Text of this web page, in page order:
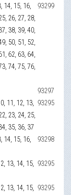
14, 15, 16,
26, 27, 28,
38, 39, 40,
50, 51, 52,
62, 63, 64,
74, 75, 76,
93299
93297
11, 12, 13,
23, 24, 25,
35, 36, 37
93295
14, 15, 16,
93298
13, 14, 15, 93295
13, 14, 15, 93295